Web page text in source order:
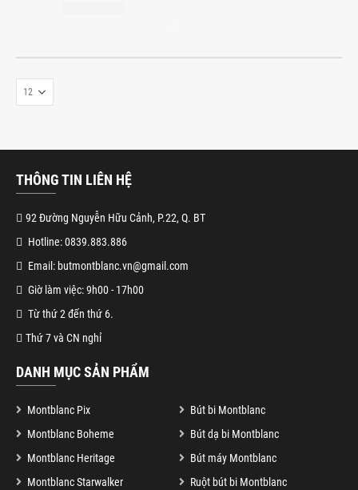
THÔNG TIN LIÊN HỆ
92 Đường Nguyễn Hữu Cảnh, P.22, Q. BT
Hotline: 0839.883.886
Email: butmontblanc.vn@gmail.com
Giờ làm việc: 9h00 - 17h00
Từ thứ 2 đến thứ 6.
Thứ 7 và CN nghỉ
DANH MỤC SẢN PHẨM
Montblanc Pix
Bút bi Montblanc
Montblanc Boheme
Bút dạ bi Montblanc
Montblanc Heritage
Bút máy Montblanc
Montblanc Starwalker
Ruột bút bi Montblanc